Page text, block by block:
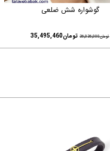
گوشواره شش ضلعی
تومان36,036,000 تومان35,495,460